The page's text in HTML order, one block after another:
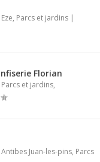
Eze, Parcs et jardins |
Florian
Parcs et jardins,
Antibes Juan-les-pins, Parcs